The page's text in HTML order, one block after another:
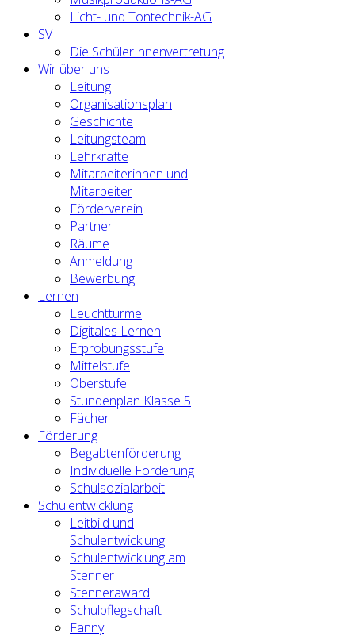
Licht- und Tontechnik-AG
SV
Die SchülerInnenvertretung
Wir über uns
Leitung
Organisationsplan
Geschichte
Leitungsteam
Lehrkräfte
Mitarbeiterinnen und
Mitarbeiter
Förderverein
Partner
Räume
Anmeldung
Bewerbung
Lernen
Leuchttürme
Digitales Lernen
Erprobungsstufe
Mittelstufe
Oberstufe
Stundenplan Klasse 5
Fächer
Förderung
Begabtenförderung
Individuelle Förderung
Schulsozialarbeit
Schulentwicklung
Leitbild und
Schulentwicklung
Schulentwicklung am
Stenner
Stenneraward
Schulpflegschaft
Fanny